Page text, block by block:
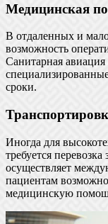
Медицинская
В отдаленных и
возможность
Санитарная авиация
сроки.
Иногда для
требуется
осуществляет
пациентам
медицинскую